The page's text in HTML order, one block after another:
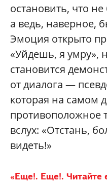
остановить, что не
а ведь, наверное,
Эмоция открыто
«Уйдешь, я умру»,
становится
от диалога —
которая на самом
противоположное
вслух: «Отстань,
видеть!»
«Еще!. Еще!.